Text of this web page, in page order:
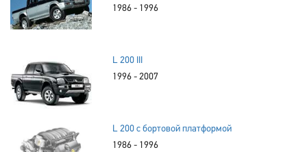
1986 - 1996
L 200 III
1996 - 2007
L 200 c бортовой платформой
1986 - 1996